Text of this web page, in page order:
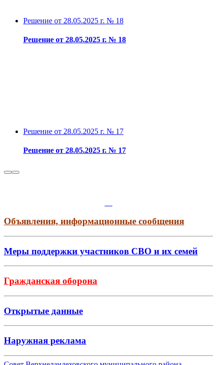
Решение от 28.05.2025 г. № 18
Решение от 28.05.2025 г. № 18
Решение от 28.05.2025 г. № 17
Решение от 28.05.2025 г. № 17
Объявления, информационные сообщения
Меры поддержки участников СВО и их семей
Гражданская оборона
Открытые данные
Наружная реклама